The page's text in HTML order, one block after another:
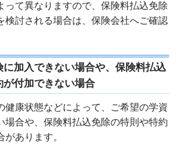
って異なりますので、保険料払込免除
検討される場合は、保険会社へご確認
に加入できない場合や、保険料払込
付加できない場合
健康状態などによって、ご希望の学資
場合や、保険料払込免除の特則や特約
あります。